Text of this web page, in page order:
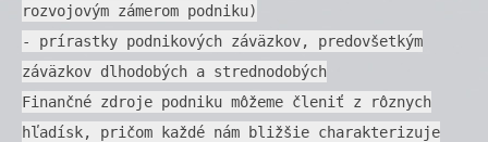
rozvojovým zámerom podniku)
- prírastky podnikových záväzkov, predovšetkým
záväzkov dlhodobých a strednodobých
Finančné zdroje podniku môžeme členiť z rôznych
hľadísk, pričom každé nám bližšie charakterizuje